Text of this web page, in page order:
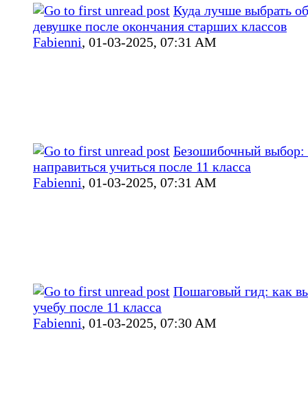
Куда лучше выбрать
девушке после окончания старших классов
Fabienni, 01-03-2025, 07:31 AM
Безошибочный выбор:
направиться учиться после 11 класса
Fabienni, 01-03-2025, 07:31 AM
Пошаговый гид: как
учебу после 11 класса
Fabienni, 01-03-2025, 07:30 AM